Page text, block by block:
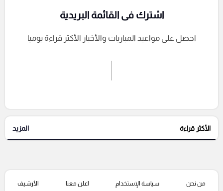
إرسال تعليق
التعليقات السابقة
اشترك فى القائمة البريدية
احصل على مواعيد المباريات والأخبار الأكثر قراءة يوميا
الأكثر قراءة المزيد
من نحن سياسة الإستخدام اعلن معنا الأرشيف